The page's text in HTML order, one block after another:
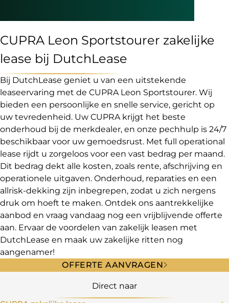
CUPRA Leon Sportstourer zakelijke
lease bij DutchLease
Bij DutchLease geniet u van een uitstekende
leaseervaring met de CUPRA Leon Sportstourer. Wij
bieden een persoonlijke en snelle service, gericht op
uw tevredenheid. Uw CUPRA krijgt het beste
onderhoud bij de merkdealer, en onze pechhulp is 24/7
beschikbaar voor uw gemoedsrust. Met full operational
lease rijdt u zorgeloos voor een vast bedrag per maand.
Dit bedrag dekt alle kosten, zoals rente, afschrijving en
operationele uitgaven. Onderhoud, reparaties en een
allrisk-dekking zijn inbegrepen, zodat u zich nergens
druk om hoeft te maken. Ontdek ons aantrekkelijke
aanbod en vraag vandaag nog een vrijblijvende offerte
aan. Ervaar de voordelen van zakelijk leasen met
DutchLease en maak uw zakelijke ritten nog
aangenamer!
OFFERTE AANVRAGEN
Direct naar